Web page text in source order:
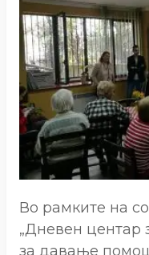
Во рамките на
„Дневен центар
за давање